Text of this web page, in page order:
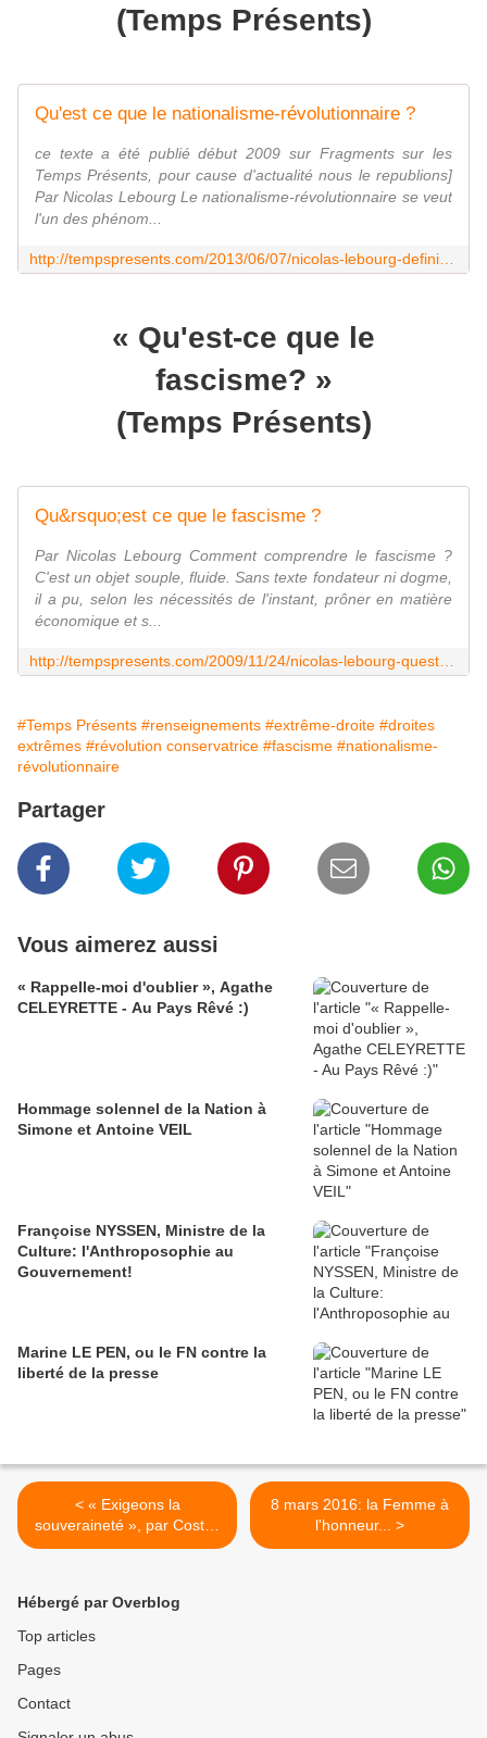
(Temps Présents)
Qu'est ce que le nationalisme-révolutionnaire ?
ce texte a été publié début 2009 sur Fragments sur les
Temps Présents, pour cause d'actualité nous le republions]
Par Nicolas Lebourg Le nationalisme-révolutionnaire se veut
l'un des phénom...
« Qu'est-ce que le
fascisme? »
(Temps Présents)
Qu&rsquo;est ce que le fascisme ?
Par Nicolas Lebourg Comment comprendre le fascisme ?
C'est un objet souple, fluide. Sans texte fondateur ni dogme,
il a pu, selon les nécessités de l'instant, prôner en matière
économique et s...
#Temps Présents #renseignements #extrême-droite #droites
extrêmes #révolution conservatrice #fascisme #nationalisme-
révolutionnaire
Partager
Vous aimerez aussi
« Rappelle-moi d'oublier », Agathe
CELEYRETTE - Au Pays Rêvé :)
Hommage solennel de la Nation à
Simone et Antoine VEIL
Françoise NYSSEN, Ministre de la
Culture: l'Anthroposophie au
Gouvernement!
Marine LE PEN, ou le FN contre la
liberté de la presse
< « Exigeons la
souveraineté », par Costas
LAPAVITSAS
8 mars 2016: la Femme à
l'honneur... >
Hébergé par Overblog
Top articles
Pages
Contact